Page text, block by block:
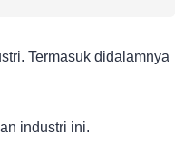
Termasuk didalamnya
industri ini.